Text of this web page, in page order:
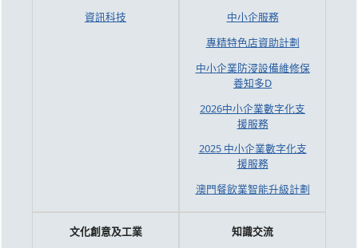
資訊科技
中小企服務
專精特色店資助計劃
中小企業防浸設備維修保
養知多D
2026中小企業數字化支
援服務
2025 中小企業數字化支
援服務
澳門餐飲業智能升級計劃
文化創意及工業
知識交流